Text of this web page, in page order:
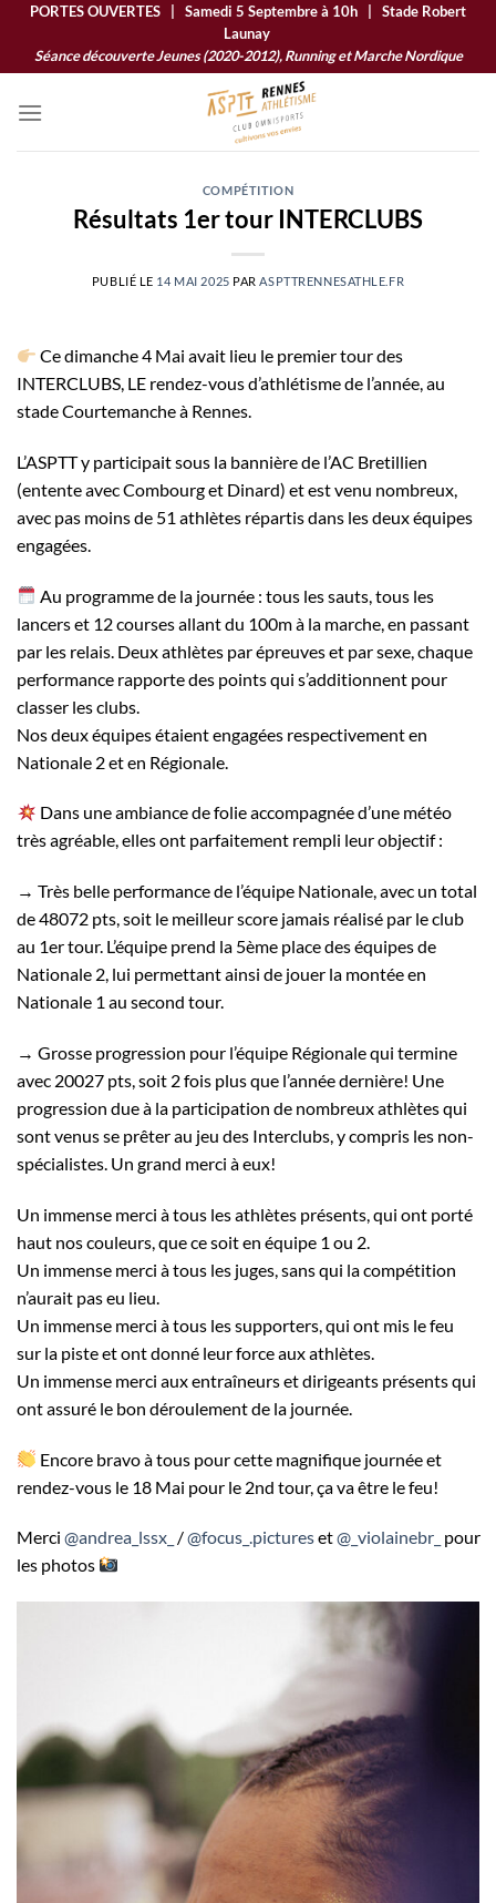
Passer
contenu
PORTES OUVERTES | Samedi 5 Septembre à 10h | Stade Robert
Launay
Séance découverte Jeunes (2020-2012), Running et Marche Nordique
COMPÉTITION
Résultats 1er tour INTERCLUBS
PUBLIÉ LE 14 MAI 2025 PARASPTTRENNESATHLE.FR
Ce dimanche 4 Mai avait lieu le premier tour des
INTERCLUBS, LE rendez-vous d’athlétisme de l’année, au
stade Courtemanche à Rennes.
L’ASPTT y participait sous la bannière de l’AC Bretillien
(entente avec Combourg et Dinard) et est venu nombreux,
avec pas moins de 51 athlètes répartis dans les deux équipes
engagées.
Au programme de la journée : tous les sauts, tous les
lancers et 12 courses allant du 100m à la marche, en passant
par les relais. Deux athlètes par épreuves et par sexe, chaque
performance rapporte des points qui s’additionnent pour
classer les clubs.
Nos deux équipes étaient engagées respectivement en
Nationale 2 et en Régionale.
Dans une ambiance de folie accompagnée d’une météo
très agréable, elles ont parfaitement rempli leur objectif :
→ Très belle performance de l’équipe Nationale, avec un total
de 48072 pts, soit le meilleur score jamais réalisé par le club
au 1er tour. L’équipe prend la 5ème place des équipes de
Nationale 2, lui permettant ainsi de jouer la montée en
Nationale 1 au second tour.
→ Grosse progression pour l’équipe Régionale qui termine
avec 20027 pts, soit 2 fois plus que l’année dernière! Une
progression due à la participation de nombreux athlètes qui
sont venus se prêter au jeu des Interclubs, y compris les non-
spécialistes. Un grand merci à eux!
Un immense merci à tous les athlètes présents, qui ont porté
haut nos couleurs, que ce soit en équipe 1 ou 2.
Un immense merci à tous les juges, sans qui la compétition
n’aurait pas eu lieu.
Un immense merci à tous les supporters, qui ont mis le feu
sur la piste et ont donné leur force aux athlètes.
Un immense merci aux entraîneurs et dirigeants présents qui
ont assuré le bon déroulement de la journée.
Encore bravo à tous pour cette magnifique journée et
rendez-vous le 18 Mai pour le 2nd tour, ça va être le feu!
Merci @andrea_lssx_ /@focus_.pictureset@_violainebr_ pour
les photos